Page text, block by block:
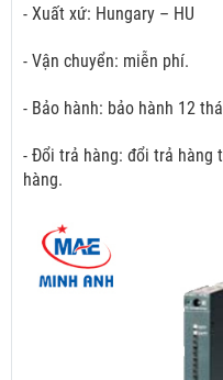
- Xuất xứ: Hungary – HU
- Vận chuyển: miễn phí.
- Bảo hành: bảo hành 12
- Đổi trả hàng: đổi trả hàng
hàng.